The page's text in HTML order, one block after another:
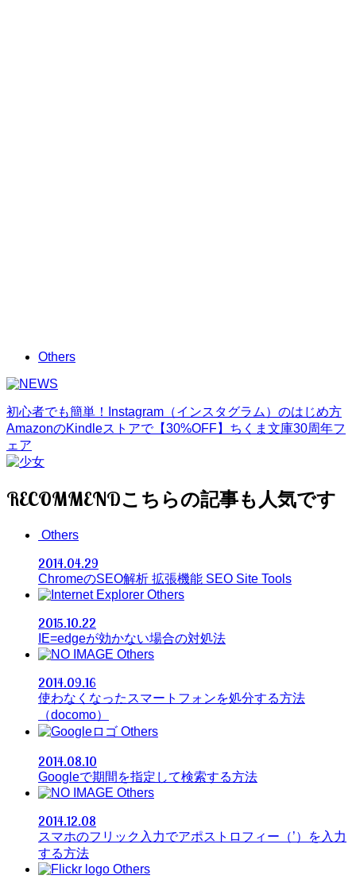
Others
初心者でも簡単！Instagram（インスタグラム）のはじめ方
AmazonのKindleストアで【30%OFF】ちくま文庫30周年フ
ェア
RECOMMEND
Others
2014.04.29
ChromeのSEO解析 拡張機能 SEO Site Tools
Others
2015.10.22
IE=edgeが効かない場合の対処法
Others
2014.09.16
使わなくなったスマートフォンを処分する方法
（docomo）
Others
2014.08.10
Googleで期間を指定して検索する方法
Others
2014.12.08
スマホのフリック入力でアポストロフィー（’）を入力
する方法
Others